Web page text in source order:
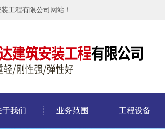
工程有限公司网站！
于我们 业务范围 工程设备